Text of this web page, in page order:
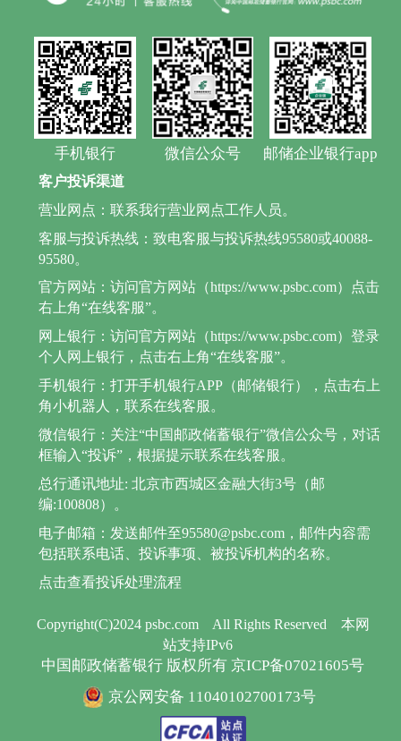
手机银行 微信公众号 邮储企业银行app
Copyright(C)2024 psbc.com All Rights Reserved
本网
站支持IPv6
中国邮政储蓄银行 版权所有 京ICP备07021605号
京公网安备 11040102700173号
客户投诉渠道
营业网点：联系我行营业网点工作人员。
客服与投诉热线：致电客服与投诉热线95580或40088-
95580。
官方网站：访问官方网站（https://www.psbc.com）点击
右上角“在线客服”。
网上银行：访问官方网站（https://www.psbc.com）登录
个人网上银行，点击右上角“在线客服”。
手机银行：打开手机银行APP（邮储银行），点击右上
角小机器人，联系在线客服。
微信银行：关注“中国邮政储蓄银行”微信公众号，对话
框输入“投诉”，根据提示联系在线客服。
总行通讯地址: 北京市西城区金融大街3号（邮
编:100808）。
电子邮箱：发送邮件至95580@psbc.com，邮件内容需
包括联系电话、投诉事项、被投诉机构的名称。
点击查看投诉处理流程